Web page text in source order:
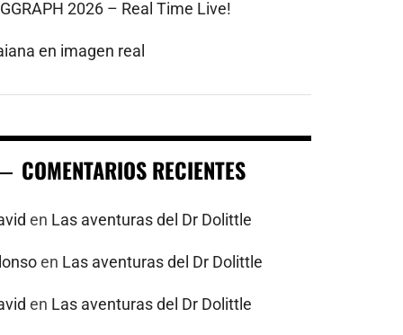
2026 – Real Time Live!
en imagen real
COMENTARIOS RECIENTES
en Las aventuras del Dr Dolittle
en Las aventuras del Dr Dolittle
en Las aventuras del Dr Dolittle